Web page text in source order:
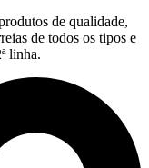
de qualidade,
de todos os tipos e
linha.